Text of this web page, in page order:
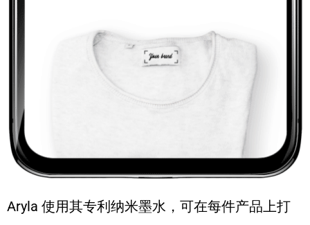
Aryla 使用其专利纳米墨水，可在每件产品上打